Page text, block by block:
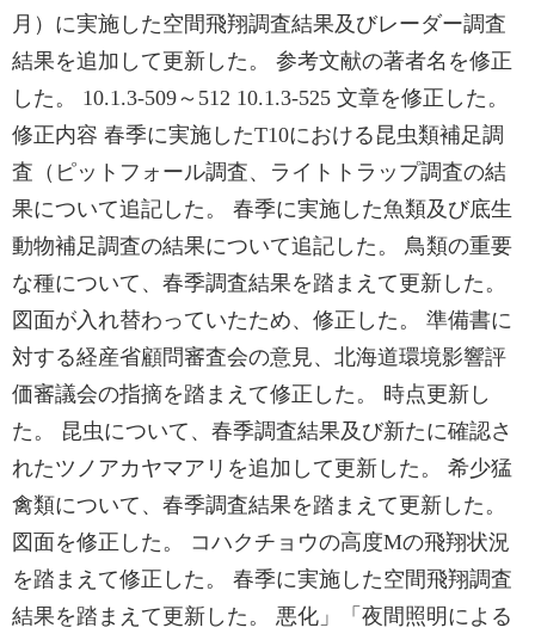
月）に実施した空間飛翔調査結果及びレーダー調査
結果を追加して更新した。 参考文献の著者名を修正
した。 10.1.3-509～512 10.1.3-525 文章を修正した。
修正内容 春季に実施したT10における昆虫類補足調
査（ピットフォール調査、ライトトラップ調査の結
果について追記した。 春季に実施した魚類及び底生
動物補足調査の結果について追記した。 鳥類の重要
な種について、春季調査結果を踏まえて更新した。
図面が入れ替わっていたため、修正した。 準備書に
対する経産省顧問審査会の意見、北海道環境影響評
価審議会の指摘を踏まえて修正した。 時点更新し
た。 昆虫について、春季調査結果及び新たに確認さ
れたツノアカヤマアリを追加して更新した。 希少猛
禽類について、春季調査結果を踏まえて更新した。
図面を修正した。 コハクチョウの高度Mの飛翔状況
を踏まえて修正した。 春季に実施した空間飛翔調査
結果を踏まえて更新した。 悪化」「夜間照明による